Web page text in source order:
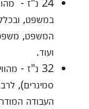
במשפט,
המשפט, משפט
ועוד.
32 נ"ז -
סמינרים),
העבודה